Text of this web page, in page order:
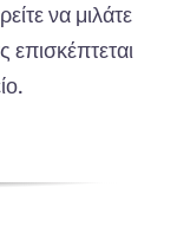
να μιλάτε